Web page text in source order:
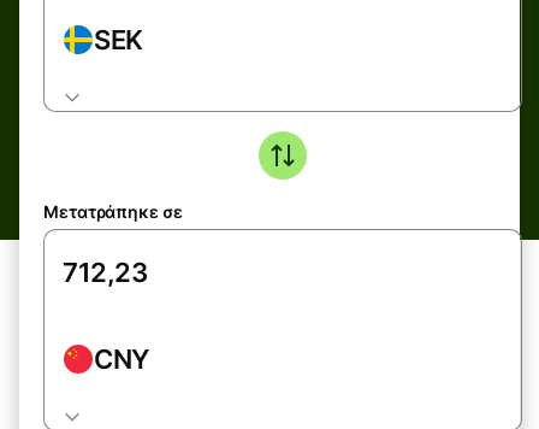
SEK
Μετατράπηκε σε
CNY